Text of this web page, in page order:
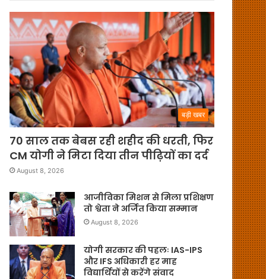
बड़ी खबर
70 साल तक बेबस रही शहीद की धरती, फिर
CM योगी ने मिटा दिया तीन पीढ़ियों का दर्द
August 8, 2026
आजीविका मिशन से मिला प्रशिक्षण
तो श्वेता ने अर्जित किया सम्मान
August 8, 2026
योगी सरकार की पहलः IAS-IPS
और IFS अधिकारी हर माह
विद्यार्थियों से करेंगे संवाद